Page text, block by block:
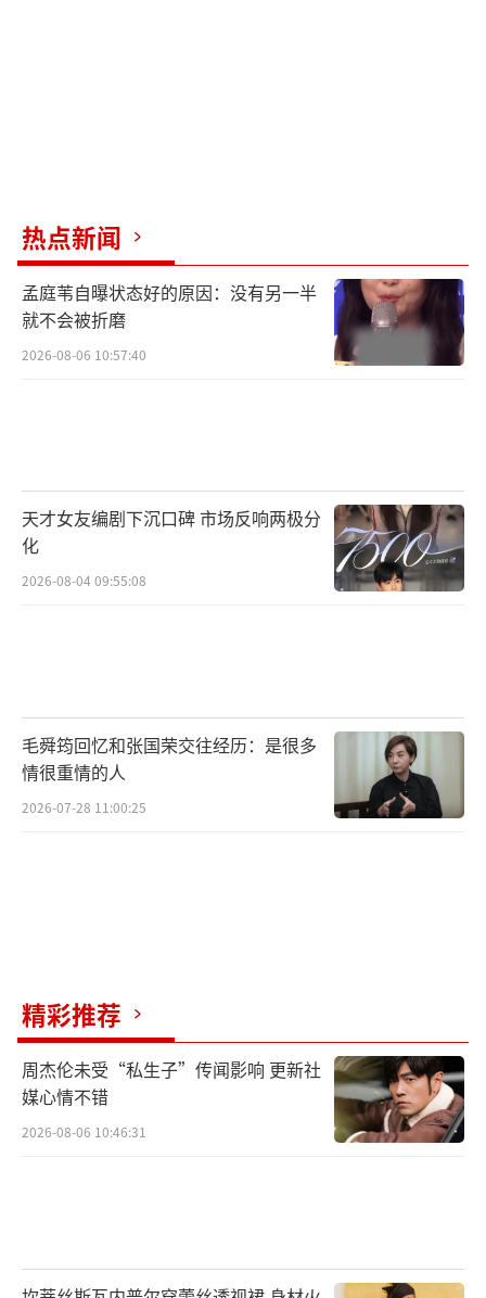
热点新闻
孟庭苇自曝状态好的原因：没有另一半
就不会被折磨
2026-08-06 10:57:40
天才女友编剧下沉口碑 市场反响两极分
化
2026-08-04 09:55:08
毛舜筠回忆和张国荣交往经历：是很多
情很重情的人
2026-07-28 11:00:25
精彩推荐
周杰伦未受“私生子”传闻影响 更新社
媒心情不错
2026-08-06 10:46:31